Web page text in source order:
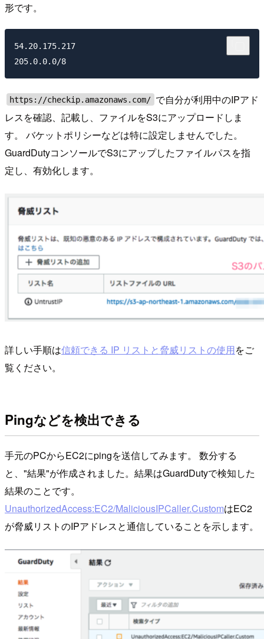
形です。
54.20.175.217
https://checkip.amazonaws.com/ で自分が利用中のIPアド
レスを確認、記載し、ファイルをS3にアップロードしま
す。 バケットポリシーなどは特に設定しませんでした。
GuardDutyコンソールでS3にアップしたファイルパスを指
定し、有効化します。
詳しい手順は信頼できる IP リストと脅威リストの使用をご
覧ください。
Pingなどを検出できる
手元のPCからEC2にpingを送信してみます。 数分する
と、"結果"が作成されました。結果はGuardDutyで検知した
結果のことです。
UnauthorizedAccess:EC2/MaliciousIPCaller.CustomはEC2
が脅威リストのIPアドレスと通信していることを示します。